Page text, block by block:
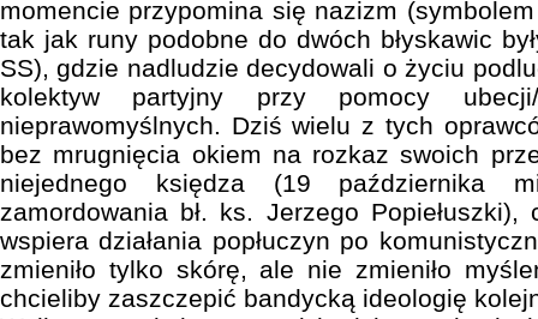
momencie przypomina się nazizm
tak jak runy podobne do dwóch błyskawic
SS), gdzie nadludzie decydowali o życiu
kolektyw partyjny przy pomocy
nieprawomyślnych. Dziś wielu z tych
bez mrugnięcia okiem na rozkaz swoich
niejednego księdza (19 października
zamordowania bł. ks. Jerzego Popiełuszki),
wspiera działania popłuczyn po
zmieniło tylko skórę, ale nie zmieniło
chcieliby zaszczepić bandycką ideologię